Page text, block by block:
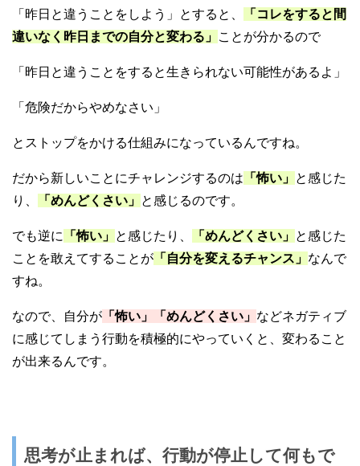
「昨日と違うことをしよう」とすると、
「コレをすると間
違いなく昨日までの自分と変わる」 ことが分かるので
「昨日と違うことをすると生きられない可能性があるよ」
「危険だからやめなさい」
とストップをかける仕組みになっているんですね。
だから新しいことにチャレンジするのは 「怖い」 と感じた
り、
「めんどくさい」 と感じるのです。
でも逆に 「怖い」 と感じたり、 「めんどくさい」 と感じた
ことを敢えてすることが 「自分を変えるチャンス」 なんで
すね。
なので、自分が 「怖い」「めんどくさい」 などネガティブ
に感じてしまう行動を積極的にやっていくと、変わること
が出来るんです。
思考が止まれば、行動が停止して何もで